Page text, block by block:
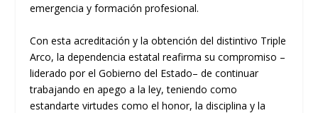
emergencia y formación profesional.
Con esta acreditación y la obtención del distintivo Triple
Arco, la dependencia estatal reafirma su compromiso –
liderado por el Gobierno del Estado– de continuar
trabajando en apego a la ley, teniendo como
estandarte virtudes como el honor, la disciplina y la